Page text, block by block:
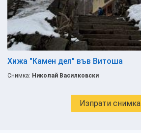
Хижа "Камен дел" във Витоша
Снимка: Николай Василковски
Изпрати снимка